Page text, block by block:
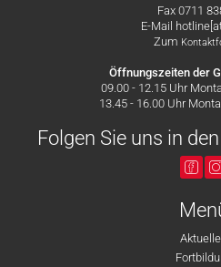
Fax 0711
E-Mail
Zum
Öffnungszeiten der
09.00 - 12.15 Uhr
13.45 - 16.00 Uhr
Folgen Sie uns in